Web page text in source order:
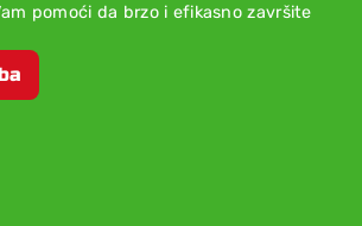
pomoći da brzo i efikasno završite